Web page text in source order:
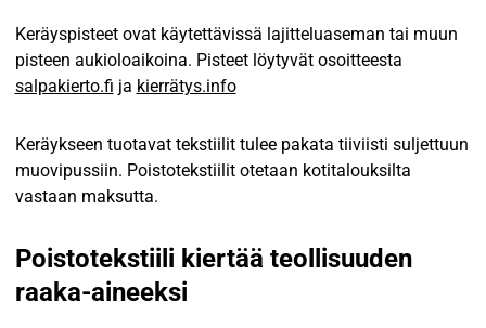
Keräyspisteet ovat käytettävissä lajitteluaseman tai muun
pisteen aukioloaikoina. Pisteet löytyvät osoitteesta
salpakierto.fi ja kierrätys.info
Keräykseen tuotavat tekstiilit tulee pakata tiiviisti suljettuun
muovipussiin. Poistotekstiilit otetaan kotitalouksilta
vastaan maksutta.
Poistotekstiili kiertää teollisuuden
raaka-aineeksi